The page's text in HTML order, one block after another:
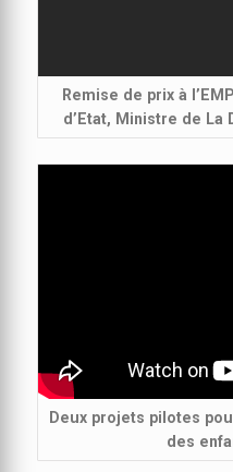
Remise de prix à
d’Etat, Ministre de La
Deux projets pilotes
des